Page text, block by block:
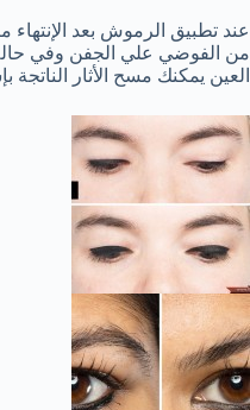
عند تطبيق الرموش بعد
من الفوضي علي الجفن وفي
العين يمكنك مسح الأثار